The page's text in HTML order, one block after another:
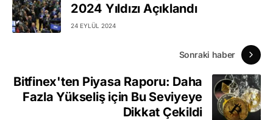
2024 Yıldızı Açıklandı
24 EYLÜL 2024
Sonraki haber
Bitfinex'ten Piyasa Raporu: Daha
Fazla Yükseliş için Bu Seviyeye
Dikkat Çekildi